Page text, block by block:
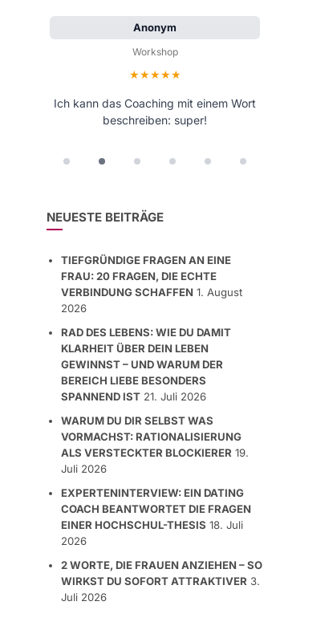
Anonym
Workshop
Bewertung: 5 von 5 Sternen
Ich kann das Coaching mit einem Wort
beschreiben: super!
NEUESTE BEITRÄGE
TIEFGRÜNDIGE FRAGEN AN EINE
FRAU: 20 FRAGEN, DIE ECHTE
VERBINDUNG SCHAFFEN 1. August
2026
RAD DES LEBENS: WIE DU DAMIT
KLARHEIT ÜBER DEIN LEBEN
GEWINNST – UND WARUM DER
BEREICH LIEBE BESONDERS
SPANNEND IST 21. Juli 2026
WARUM DU DIR SELBST WAS
VORMACHST: RATIONALISIERUNG
ALS VERSTECKTER BLOCKIERER 19.
Juli 2026
EXPERTENINTERVIEW: EIN DATING
COACH BEANTWORTET DIE FRAGEN
EINER HOCHSCHUL-THESIS 18. Juli
2026
2 WORTE, DIE FRAUEN ANZIEHEN – SO
WIRKST DU SOFORT ATTRAKTIVER 3.
Juli 2026